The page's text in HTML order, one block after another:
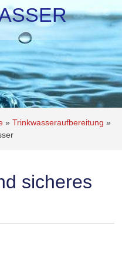
»Trinkwasseraufbereitung»
sicheres